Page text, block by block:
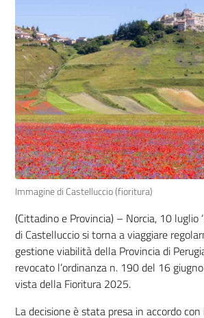
Immagine di Castelluccio (fioritura)
(Cittadino e Provincia) – Norcia, 10 luglio
di Castelluccio si torna a viaggiare
gestione viabilità della Provincia di
revocato l’ordinanza n. 190 del 16
vista della Fioritura 2025.
La decisione è stata presa in accordo